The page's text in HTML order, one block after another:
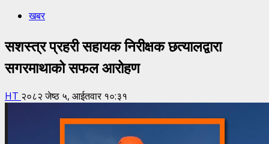
खबर
सशस्त्र प्रहरी सहायक निरीक्षक छत्यालद्वारा
सगरमाथाको सफल आरोहण
HT २०८२ जेष्ठ ५, आईतवार १०:३१